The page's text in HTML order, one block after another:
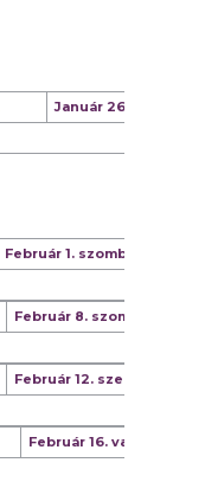
Január 26. vasárnap
Február 1. szombat
Február 8. szombat
Február 12. szerda
Február 16. vasárnap